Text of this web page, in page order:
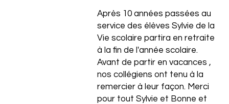
Après 10 années passées au
service des élèves Sylvie de la
Vie scolaire partira en retraite
à la fin de l'année scolaire.
Avant de partir en vacances ,
nos collégiens ont tenu à la
remercier à leur façon. Merci
pour tout Sylvie et Bonne et